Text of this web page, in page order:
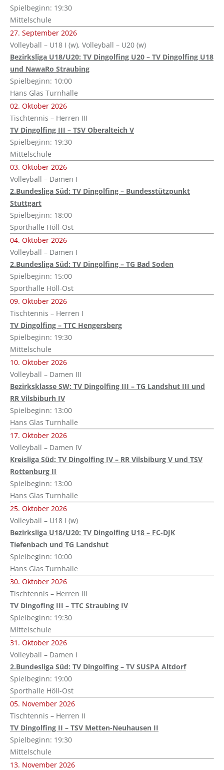
Spielbeginn: 19:30
Mittelschule
27. September 2026
Volleyball – U18 I (w), Volleyball – U20 (w)
Bezirksliga U18/U20: TV Dingolfing U20 – TV Dingolfing U18
und NawaRo Straubing
Spielbeginn: 10:00
Hans Glas Turnhalle
02. Oktober 2026
Tischtennis – Herren III
TV Dingolfing III – TSV Oberalteich V
Spielbeginn: 19:30
Mittelschule
03. Oktober 2026
Volleyball – Damen I
2.Bundesliga Süd: TV Dingolfing – Bundesstützpunkt
Stuttgart
Spielbeginn: 18:00
Sporthalle Höll-Ost
04. Oktober 2026
Volleyball – Damen I
2.Bundesliga Süd: TV Dingolfing – TG Bad Soden
Spielbeginn: 15:00
Sporthalle Höll-Ost
09. Oktober 2026
Tischtennis – Herren I
TV Dingolfing – TTC Hengersberg
Spielbeginn: 19:30
Mittelschule
10. Oktober 2026
Volleyball – Damen III
Bezirksklasse SW: TV Dingolfing III – TG Landshut III und
RR Vilsbiburh IV
Spielbeginn: 13:00
Hans Glas Turnhalle
17. Oktober 2026
Volleyball – Damen IV
Kreisliga Süd: TV Dingolfing IV – RR Vilsbiburg V und TSV
Rottenburg II
Spielbeginn: 13:00
Hans Glas Turnhalle
25. Oktober 2026
Volleyball – U18 I (w)
Bezirksliga U18/U20: TV Dingolfing U18 – FC-DJK
Tiefenbach und TG Landshut
Spielbeginn: 10:00
Hans Glas Turnhalle
30. Oktober 2026
Tischtennis – Herren III
TV Dingofing III – TTC Straubing IV
Spielbeginn: 19:30
Mittelschule
31. Oktober 2026
Volleyball – Damen I
2.Bundesliga Süd: TV Dingolfing – TV SUSPA Altdorf
Spielbeginn: 19:00
Sporthalle Höll-Ost
05. November 2026
Tischtennis – Herren II
TV Dingolfing II – TSV Metten-Neuhausen II
Spielbeginn: 19:30
Mittelschule
13. November 2026